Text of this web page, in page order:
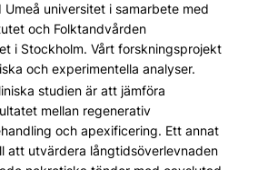
Umeå universitet i samarbete med
och Folktandvården
i Stockholm. Vårt forskningsprojekt
och experimentella analyser.
studien är att jämföra
mellan regenerativ
och apexificering. Ett annat
att utvärdera långtidsöverlevnaden